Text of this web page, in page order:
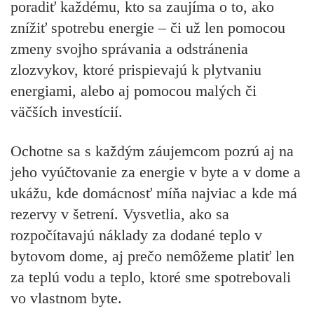
poradiť každému, kto sa zaujíma o to, ako
znížiť spotrebu energie – či už len pomocou
zmeny svojho správania a odstránenia
zlozvykov, ktoré prispievajú k plytvaniu
energiami, alebo aj pomocou malých či
väčších investícií.
Ochotne sa s každým záujemcom pozrú aj na
jeho vyúčtovanie za energie v byte a v dome a
ukážu, kde domácnosť míňa najviac a kde má
rezervy v šetrení. Vysvetlia, ako sa
rozpočítavajú náklady za dodané teplo v
bytovom dome, aj prečo nemôžeme platiť len
za teplú vodu a teplo, ktoré sme spotrebovali
vo vlastnom byte.